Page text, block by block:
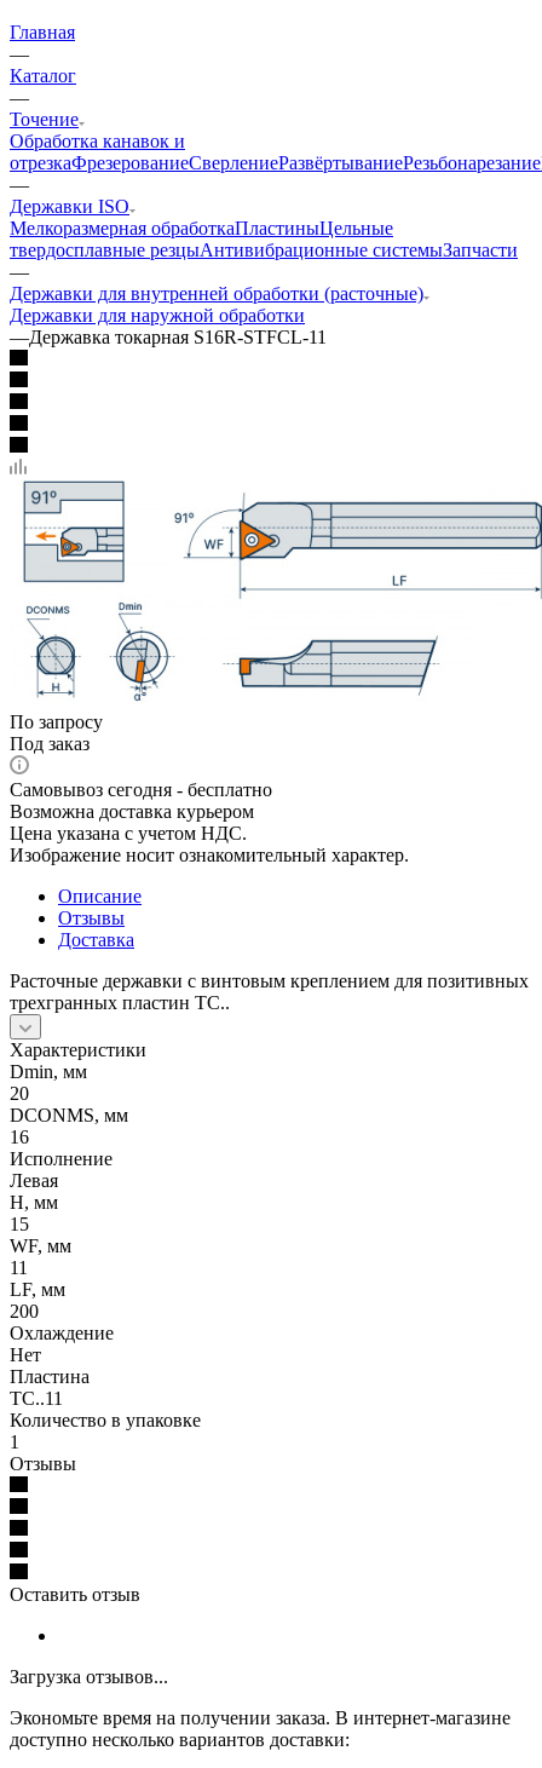
Главная
—
Каталог
—
Точение
Обработка канавок и
отрезкаФрезерованиеСверлениеРазвёртываниеРезьбонарезание
—
Державки ISO
Мелкоразмерная обработкаПластиныЦельные
твердосплавные резцыАнтивибрационные системыЗапчасти
—
Державки для внутренней обработки (расточные)
Державки для наружной обработки
—Державка токарная S16R-STFCL-11
По запросу
Под заказ
Самовывоз сегодня - бесплатно
Возможна доставка курьером
Цена указана с учетом НДС.
Изображение носит ознакомительный характер.
Описание
Отзывы
Доставка
Расточные державки с винтовым креплением для позитивных
трехгранных пластин TC..
Характеристики
Dmin, мм
20
DCONMS, мм
16
Исполнение
Левая
H, мм
15
WF, мм
11
LF, мм
200
Охлаждение
Нет
Пластина
TC..11
Количество в упаковке
1
Отзывы
Оставить отзыв
Загрузка отзывов...
Экономьте время на получении заказа. В интернет-магазине
доступно несколько вариантов доставки: